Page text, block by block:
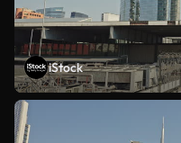
iStock